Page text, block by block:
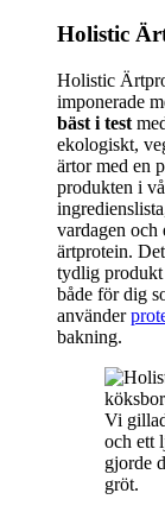
Holistic
Holistic
imponerade
bäst i test
ekologiskt,
ärtor med en
produkten i
vardagen och
ärtprotein.
tydlig produkt
både för dig
använder
bakning.
Vi
och ett
gjorde
gröt.